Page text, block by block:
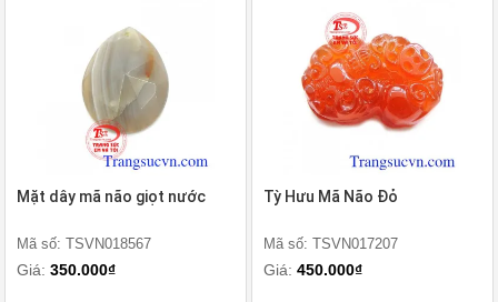
Mặt dây mã não giọt nước
Mã số: TSVN018567
Giá: 350.000₫
Tỳ Hưu Mã Não Đỏ
Mã số: TSVN017207
Giá: 450.000₫